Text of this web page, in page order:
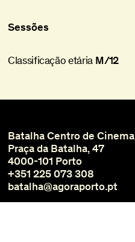
Sessões
Classificação etária M/12
Batalha Centro de Cinema
Praça da Batalha, 47
4000-101 Porto
+351 225 073 308
batalha@agoraporto.pt